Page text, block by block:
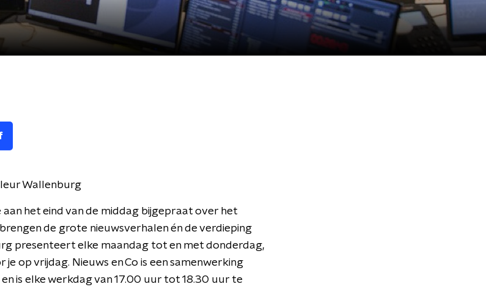
Wallenburg
aan het eind van de middag bijgepraat over het
de grote nieuwsverhalen én de verdieping
presenteert elke maandag tot en met donderdag,
op vrijdag. Nieuws en Co is een samenwerking
en is elke werkdag van 17.00 uur tot 18.30 uur te